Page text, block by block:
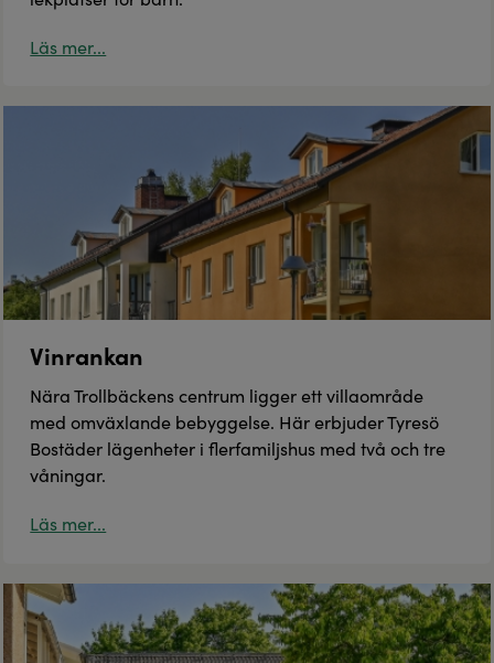
Läs mer...
Vinrankan
Nära Trollbäckens centrum ligger ett villaområde
med omväxlande bebyggelse. Här erbjuder Tyresö
Bostäder lägenheter i flerfamiljshus med två och tre
våningar.
Läs mer...